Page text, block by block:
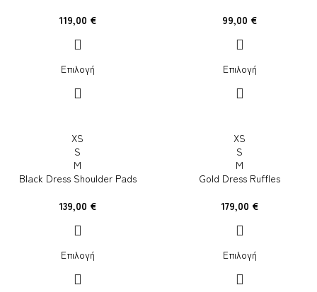
119,00 €
Επιλογή
99,00 €
Επιλογή
XS
S
M
Black Dress Shoulder Pads
139,00 €
Επιλογή
XS
S
M
Gold Dress Ruffles
179,00 €
Επιλογή